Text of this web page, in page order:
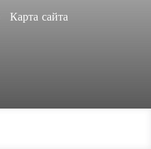
Карта сайта